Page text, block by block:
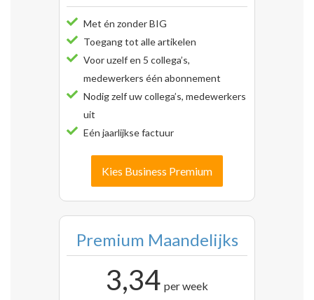
Met én zonder BIG
Toegang tot alle artikelen
Voor uzelf en 5 collega’s,
medewerkers één abonnement
Nodig zelf uw collega’s, medewerkers
uit
Eén jaarlijkse factuur
Kies Business Premium
Premium Maandelijks
3,34 per week